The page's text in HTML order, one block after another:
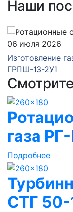
Наши
06 июля 2026
Изготовление
ГРПШ-13-2У1
газа
Подробнее
СТГ 50-